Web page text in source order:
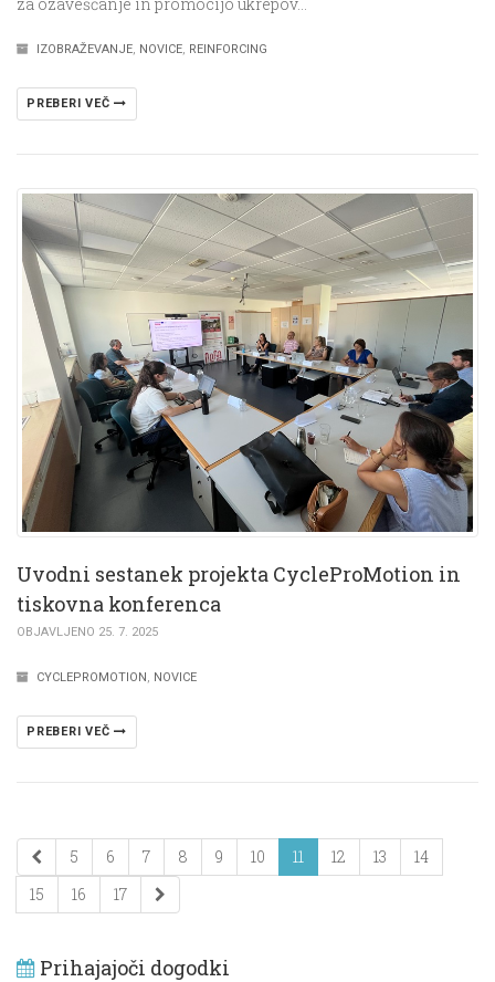
IZOBRAŽEVANJE, NOVICE, REINFORCING
PREBERI VEČ
Uvodni sestanek projekta CycleProMotion in
tiskovna konferenca
OBJAVLJENO 25. 7. 2025
CYCLEPROMOTION, NOVICE
PREBERI VEČ
5 6 7 8 9 10 11 12 13
14
15
16 17
Prihajajoči dogodki